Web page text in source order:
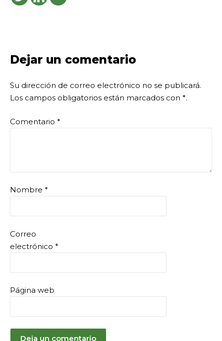
Dejar un comentario
Su dirección de correo electrónico no se publicará.
Los campos obligatorios están marcados con *.
Comentario *
Nombre *
Correo
electrónico *
Página web